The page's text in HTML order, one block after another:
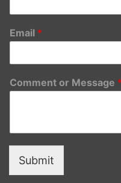
Email *
Comment or Message *
Submit